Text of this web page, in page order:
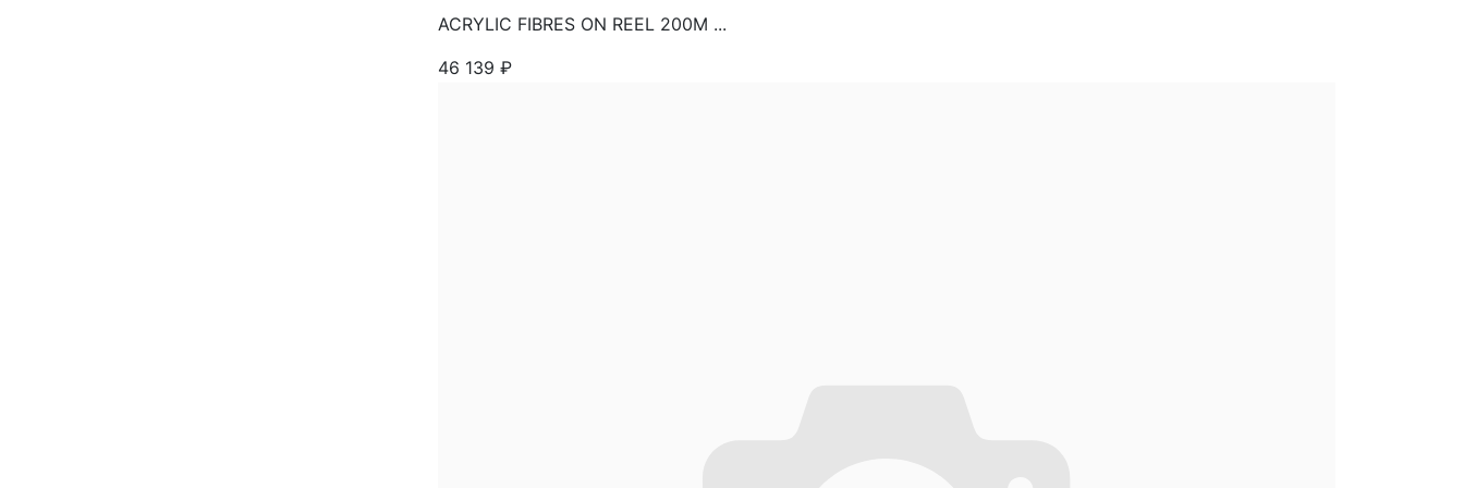
ACRYLIC FIBRES ON REEL 200M ...
46 139 ₽